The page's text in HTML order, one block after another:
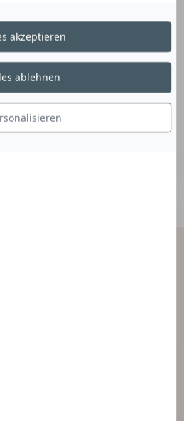
Alcohol
ein Verdickungsmittel,
verleiht. Er trägt
oder Stabilität bei.
ablehnen
akzeptieren